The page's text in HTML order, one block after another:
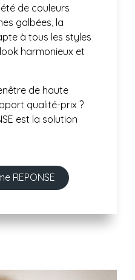
de couleurs
galbées, la
à tous les styles
harmonieux et
de haute
qualité-prix ?
est la solution
REPONSE